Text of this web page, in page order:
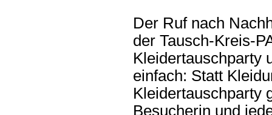
Der Ruf nach
der Tausch-Kreis-
Kleidertauschparty
einfach: Statt
Kleidertauschparty
Besucherin und